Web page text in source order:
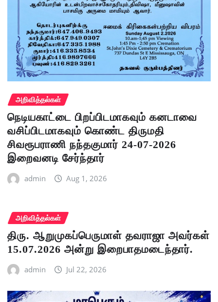
அறிவித்தல்கள்
நெடியகாட்டை பிறப்பிடமாகவும் கனடாவை
வசிப்பிடமாகவும் கொண்ட திருமதி
சிவரூபராணி நந்தகுமார் 24-07-2026
இறைவனடி சேர்ந்தார்
admin Aug 1, 2026
அறிவித்தல்கள்
திரு. ஆறுமுகப்பெருமாள் தவராஜா அவர்கள்
15.07.2026 அன்று இறைபாதமடைந்தார்.
admin Jul 22, 2026